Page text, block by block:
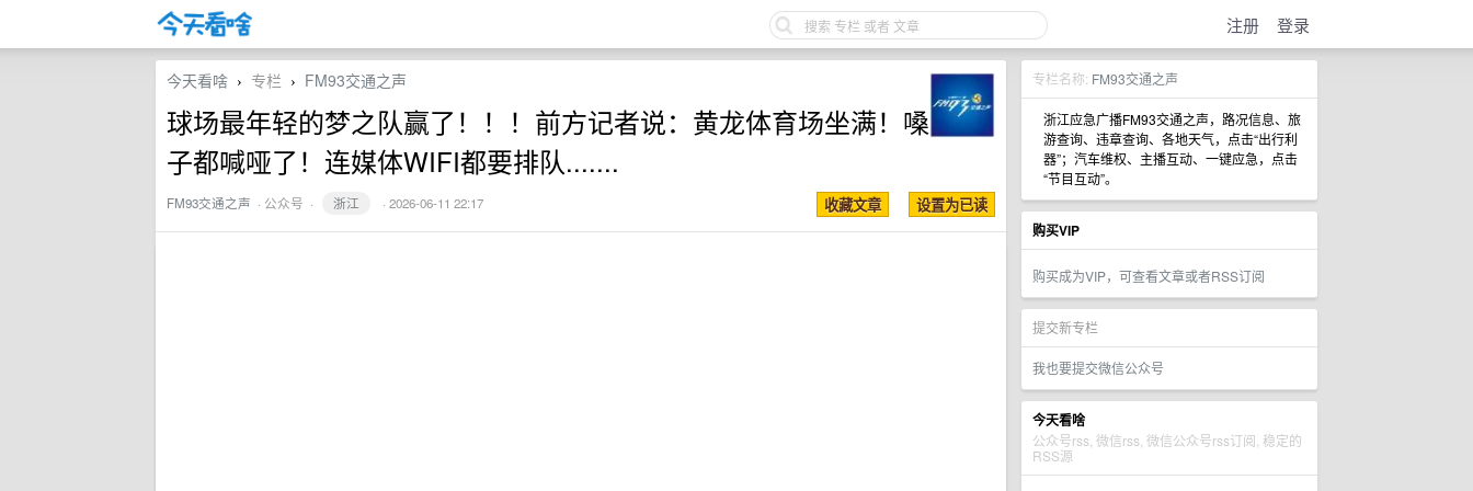
注册 登录
专栏名称: FM93交通之声
浙江应急广播FM93交通之声，路况信息、旅
游查询、违章查询、各地天气，点击“出行利
器”；汽车维权、主播互动、一键应急，点击
“节目互动”。
购买VIP
购买成为VIP，可查看文章或者RSS订阅
提交新专栏
我也要提交微信公众号
今天看啥
公众号rss, 微信rss, 微信公众号rss订阅, 稳定的
RSS源
今天看啥 › 专栏 › FM93交通之声
球场最年轻的梦之队赢了！！！前方记者说：黄龙体育场坐满！嗓
子都喊哑了！连媒体WIFI都要排队.......
FM93交通之声 · 公众号 · 浙江 · 2026-06-11 22:17